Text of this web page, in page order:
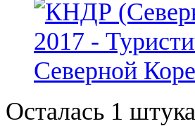
Осталась 1 штука